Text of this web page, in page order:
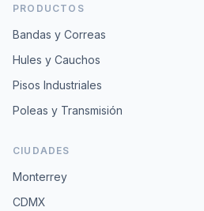
PRODUCTOS
Bandas y Correas
Hules y Cauchos
Pisos Industriales
Poleas y Transmisión
CIUDADES
Monterrey
CDMX